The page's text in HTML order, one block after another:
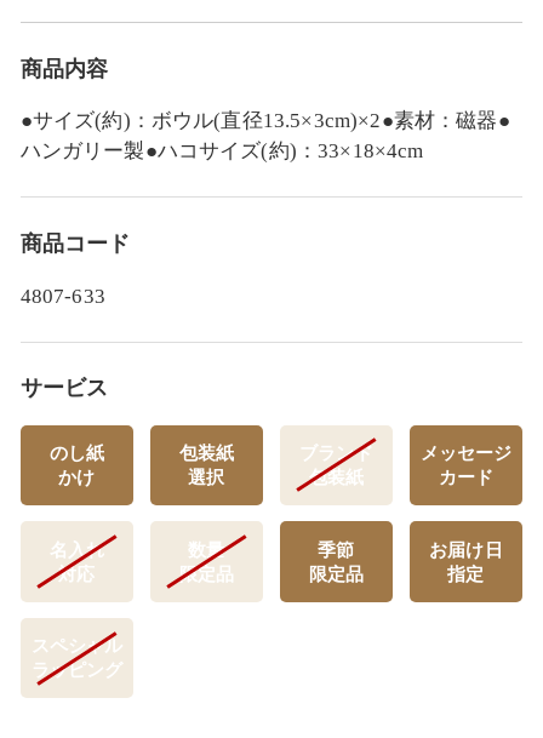
商品内容
●サイズ(約)：ボウル(直径13.5×3cm)×2●素材：磁器●
ハンガリー製●ハコサイズ(約)：33×18×4cm
商品コード
4807-633
サービス
のし紙
かけ
包装紙
選択
ブランド
包装紙
メッセージ
カード
名入れ
対応
数量
限定品
季節
限定品
お届け日
指定
スペシャル
ラッピング